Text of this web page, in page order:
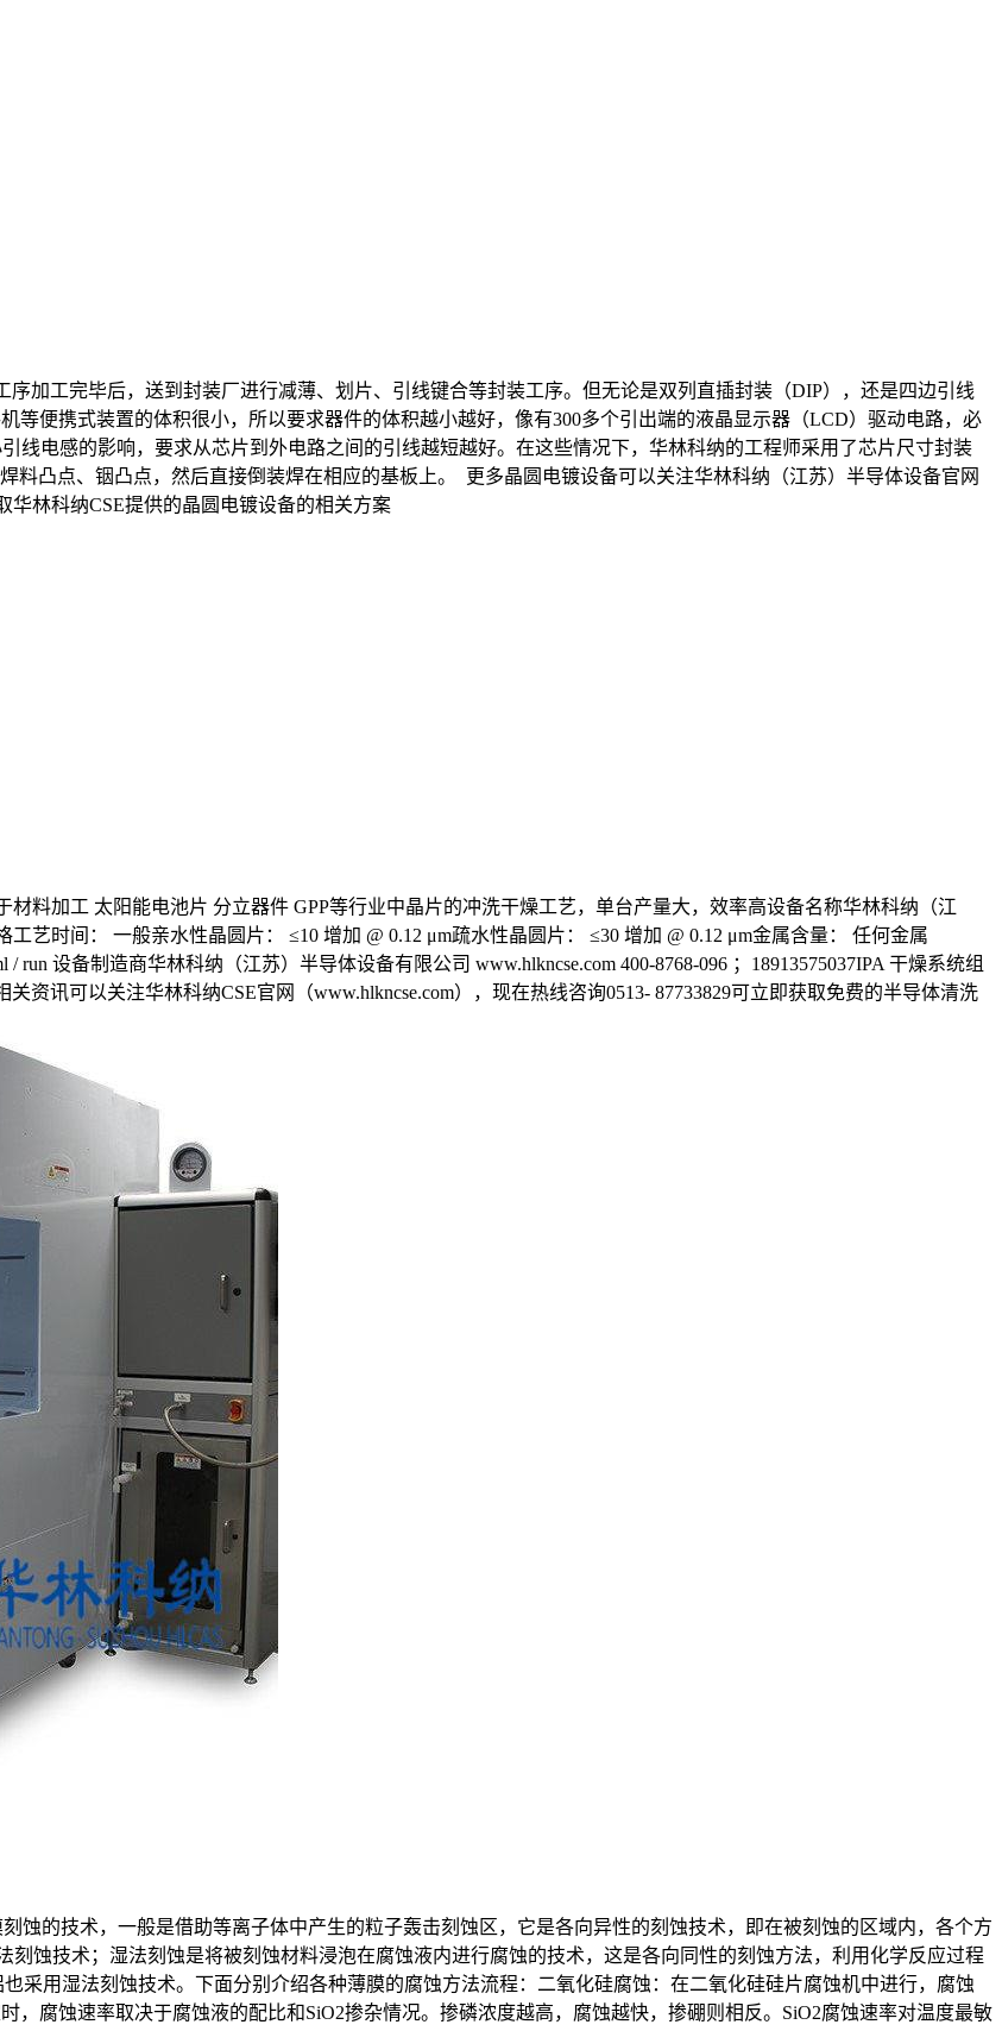
加工完毕后，送到封装厂进行减薄、划片、引线键合等封装工序。但无论是双列直插封装（DIP），还是四边引线
等便携式装置的体积很小，所以要求器件的体积越小越好，像有300多个引出端的液晶显示器（LCD）驱动电路，必
线电感的影响，要求从芯片到外电路之间的引线越短越好。在这些情况下，华林科纳的工程师采用了芯片尺寸封装
料凸点、铟凸点，然后直接倒装焊在相应的基板上。 更多晶圆电镀设备可以关注华林科纳（江苏）半导体设备官网
华林科纳CSE提供的晶圆电镀设备的相关方案
料加工 太阳能电池片 分立器件 GPP等行业中晶片的冲洗干燥工艺，单台产量大，效率高设备名称华林科纳（江
艺时间： 一般亲水性晶圆片： ≤10 增加 @ 0.12 μm疏水性晶圆片： ≤30 增加 @ 0.12 μm金属含量： 任何金属
run 设备制造商华林科纳（江苏）半导体设备有限公司 www.hlkncse.com 400-8768-096 ；18913575037IPA 干燥系统组
资讯可以关注华林科纳CSE官网（www.hlkncse.com），现在热线咨询0513- 87733829可立即获取免费的半导体清洗
蚀的技术，一般是借助等离子体中产生的粒子轰击刻蚀区，它是各向异性的刻蚀技术，即在被刻蚀的区域内，各个方
蚀技术；湿法刻蚀是将被刻蚀材料浸泡在腐蚀液内进行腐蚀的技术，这是各向同性的刻蚀方法，利用化学反应过程
采用湿法刻蚀技术。下面分别介绍各种薄膜的腐蚀方法流程：二氧化硅腐蚀：在二氧化硅硅片腐蚀机中进行，腐蚀
，腐蚀速率取决于腐蚀液的配比和SiO2掺杂情况。掺磷浓度越高，腐蚀越快，掺硼则相反。SiO2腐蚀速率对温度最敏